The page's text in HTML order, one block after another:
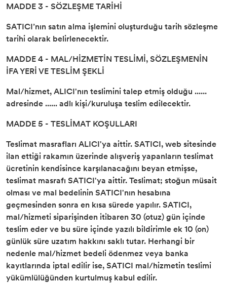
MADDE 3 - SÖZLEŞME TARİHİ
SATICI’nın satın alma işlemini oluşturduğu tarih sözleşme
tarihi olarak belirlenecektir.
MADDE 4 - MAL/HİZMETİN TESLİMİ, SÖZLEŞMENİN
İFA YERİ VE TESLİM ŞEKLİ
Mal/hizmet, ALICI'nın teslimini talep etmiş olduğu ......
adresinde ...... adlı kişi/kuruluşa teslim edilecektir.
MADDE 5 - TESLİMAT KOŞULLARI
Teslimat masrafları ALICI'ya aittir. SATICI, web sitesinde
ilan ettiği rakamın üzerinde alışveriş yapanların teslimat
ücretinin kendisince karşılanacağını beyan etmişse,
teslimat masrafı SATICI'ya aittir. Teslimat; stoğun müsait
olması ve mal bedelinin SATICI'nın hesabına
geçmesinden sonra en kısa sürede yapılır. SATICI,
mal/hizmeti siparişinden itibaren 30 (otuz) gün içinde
teslim eder ve bu süre içinde yazılı bildirimle ek 10 (on)
günlük süre uzatım hakkını saklı tutar. Herhangi bir
nedenle mal/hizmet bedeli ödenmez veya banka
kayıtlarında iptal edilir ise, SATICI mal/hizmetin teslimi
yükümlülüğünden kurtulmuş kabul edilir.